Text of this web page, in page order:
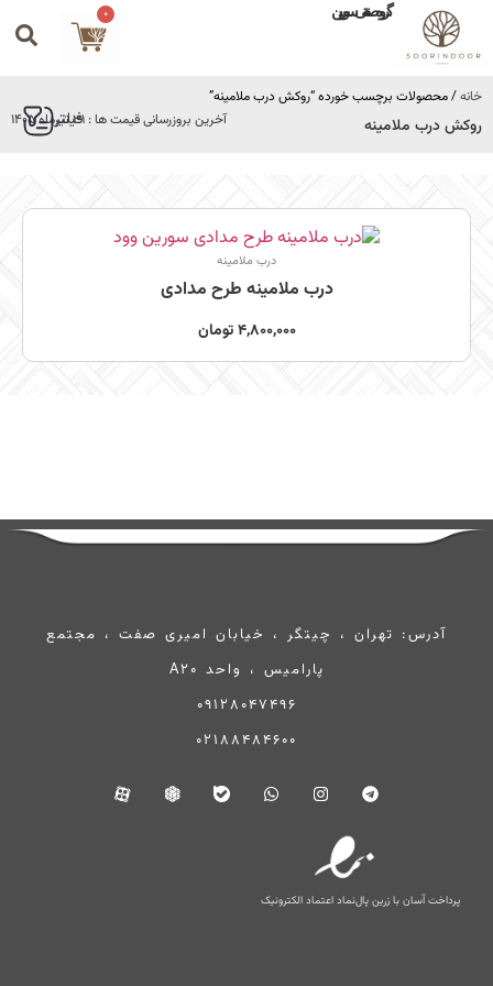
گروه صنعتی سورین 0
خانه/ محصولات برچسب خورده “روکش درب ملامینه”
فیلتر روکش درب ملامینه آخرین بروزرسانی قیمت ها : 31 تیرماه 1405
درب ملامینه
درب ملامینه طرح مدادی
4,800,000 تومان
آدرس: تهران ، چیتگر ، خیابان امیری صفت ، مجتمع
پارامیس ، واحد A20
09128047496
02188484600
پرداخت آسان با زرین پالنماد اعتماد الکترونیک